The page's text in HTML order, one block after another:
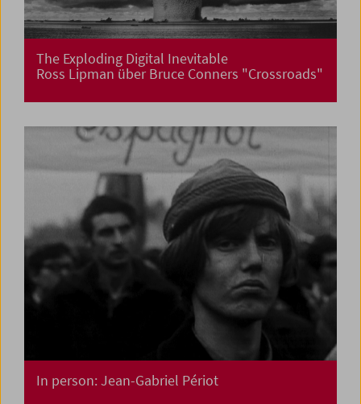
The Exploding Digital Inevitable
Ross Lipman über Bruce Conners "Crossroads"
In person: Jean-Gabriel Périot